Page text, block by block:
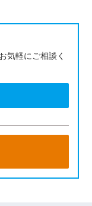
気軽にご相談く